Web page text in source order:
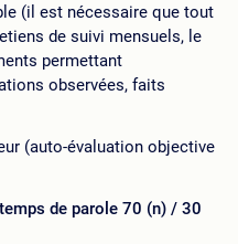
(il est nécessaire que tout
de suivi mensuels, le
permettant
observées, faits
(auto-évaluation objective
de parole 70 (n) / 30